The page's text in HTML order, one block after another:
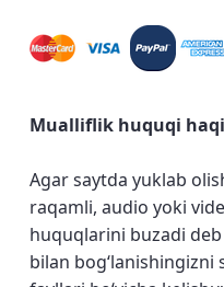
Mualliflik huquqi
Agar saytda yuklab
raqamli, audio yoki
huquqlarini buzadi
bilan bog‘lanishingizni